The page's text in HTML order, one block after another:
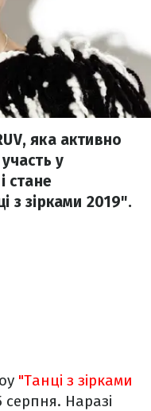
яка активно
у
стане
з зірками 2019".
"Танці з зірками
Наразі